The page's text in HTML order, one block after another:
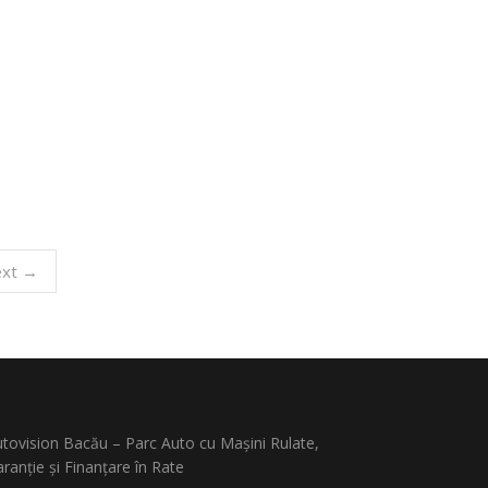
→
Bacău – Parc Auto cu Mașini Rulate,
și Finanțare în Rate